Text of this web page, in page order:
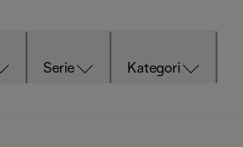
Serie Kategori